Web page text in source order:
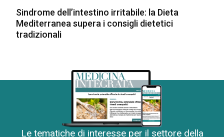
Sindrome dell’intestino irritabile: la Dieta
Mediterranea supera i consigli dietetici
tradizionali
Le tematiche di interesse per il settore della